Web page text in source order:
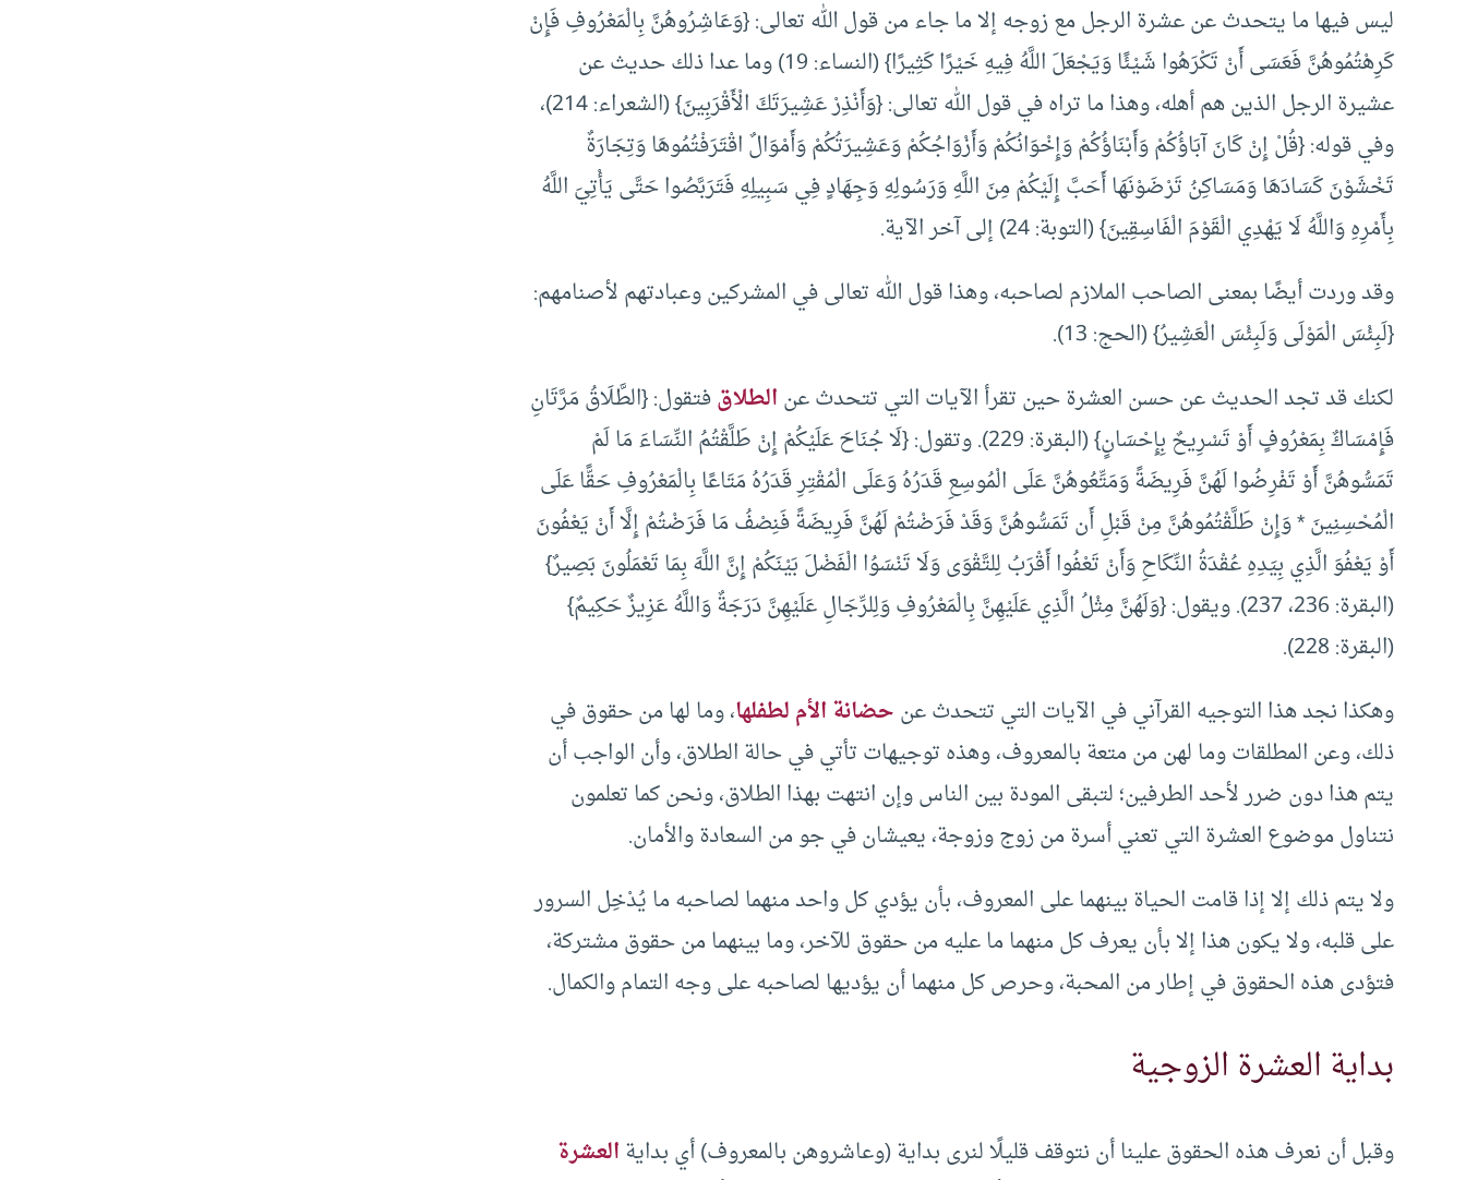
ليس فيها ما يتحدث عن عشرة الرجل مع زوجه إلا ما جاء من قول الله تعالى: {وَعَاشِرُوهُنَّ بِالْمَعْرُوفِ فَإِنْ
كَرِهْتُمُوهُنَّ فَعَسَى أَنْ تَكْرَهُوا شَيْئًا وَيَجْعَلَ اللَّهُ فِيهِ خَيْرًا كَثِيرًا} (النساء: 19) وما عدا ذلك حديث عن
عشيرة الرجل الذين هم أهله، وهذا ما تراه في قول الله تعالى: {وَأَنْذِرْ عَشِيرَتَكَ الْأَقْرَبِينَ} (الشعراء: 214)،
وفي قوله: {قُلْ إِنْ كَانَ آبَاؤُكُمْ وَأَبْنَاؤُكُمْ وَإِخْوَانُكُمْ وَأَزْوَاجُكُمْ وَعَشِيرَتُكُمْ وَأَمْوَالٌ اقْتَرَفْتُمُوهَا وَتِجَارَةٌ
تَخْشَوْنَ كَسَادَهَا وَمَسَاكِنُ تَرْضَوْنَهَا أَحَبَّ إِلَيْكُمْ مِنَ اللَّهِ وَرَسُولِهِ وَجِهَادٍ فِي سَبِيلِهِ فَتَرَبَّصُوا حَتَّى يَأْتِيَ اللَّهُ
بِأَمْرِهِ وَاللَّهُ لَا يَهْدِي الْقَوْمَ الْفَاسِقِينَ} (التوبة: 24) إلى آخر الآية.
وقد وردت أيضًا بمعنى الصاحب الملازم لصاحبه، وهذا قول الله تعالى في المشركين وعبادتهم لأصنامهم:
{لَبِئْسَ الْمَوْلَى وَلَبِئْسَ الْعَشِيرُ} (الحج: 13).
لكنك قد تجد الحديث عن حسن العشرة حين تقرأ الآيات التي تتحدث عنالطلاقفتقول: {الطَّلَاقُ مَرَّتَانِ
فَإِمْسَاكٌ بِمَعْرُوفٍ أَوْ تَسْرِيحٌ بِإِحْسَانٍ} (البقرة: 229). وتقول: {لَا جُنَاحَ عَلَيْكُمْ إِنْ طَلَّقْتُمُ النِّسَاءَ مَا لَمْ
تَمَسُّوهُنَّ أَوْ تَفْرِضُوا لَهُنَّ فَرِيضَةً وَمَتِّعُوهُنَّ عَلَى الْمُوسِعِ قَدَرُهُ وَعَلَى الْمُقْتِرِ قَدَرُهُ مَتَاعًا بِالْمَعْرُوفِ حَقًّا عَلَى
الْمُحْسِنِينَ * وَإِنْ طَلَّقْتُمُوهُنَّ مِنْ قَبْلِ أَن تَمَسُّوهُنَّ وَقَدْ فَرَضْتُمْ لَهُنَّ فَرِيضَةً فَنِصْفُ مَا فَرَضْتُمْ إِلَّا أَنْ يَعْفُونَ
أَوْ يَعْفُوَ الَّذِي بِيَدِهِ عُقْدَةُ النِّكَاحِ وَأَنْ تَعْفُوا أَقْرَبُ لِلتَّقْوَى وَلَا تَنْسَوُا الْفَضْلَ بَيْنَكُمْ إِنَّ اللَّهَ بِمَا تَعْمَلُونَ بَصِيرٌ}
(البقرة: 236، 237). ويقول: {وَلَهُنَّ مِثْلُ الَّذِي عَلَيْهِنَّ بِالْمَعْرُوفِ وَلِلرِّجَالِ عَلَيْهِنَّ دَرَجَةٌ وَاللَّهُ عَزِيزٌ حَكِيمٌ}
(البقرة: 228).
وهكذا نجد هذا التوجيه القرآني في الآيات التي تتحدث عنحضانة الأم لطفلها، وما لها من حقوق في
ذلك، وعن المطلقات وما لهن من متعة بالمعروف، وهذه توجيهات تأتي في حالة الطلاق، وأن الواجب أن
يتم هذا دون ضرر لأحد الطرفين؛ لتبقى المودة بين الناس وإن انتهت بهذا الطلاق، ونحن كما تعلمون
نتناول موضوع العشرة التي تعني أسرة من زوج وزوجة، يعيشان في جو من السعادة والأمان.
ولا يتم ذلك إلا إذا قامت الحياة بينهما على المعروف، بأن يؤدي كل واحد منهما لصاحبه ما يُدْخِل السرور
على قلبه، ولا يكون هذا إلا بأن يعرف كل منهما ما عليه من حقوق للآخر، وما بينهما من حقوق مشتركة،
فتؤدى هذه الحقوق في إطار من المحبة، وحرص كل منهما أن يؤديها لصاحبه على وجه التمام والكمال.
بداية العشرة الزوجية
وقبل أن نعرف هذه الحقوق علينا أن نتوقف قليلًا لنرى بداية (وعاشروهن بالمعروف) أي بدايةالعشرة